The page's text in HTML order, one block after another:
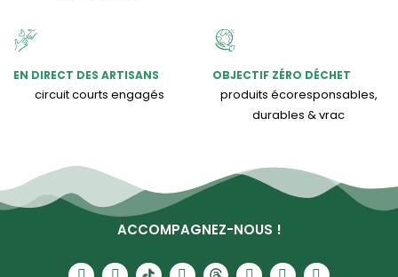
EN DIRECT DES ARTISANS
circuit courts engagés
OBJECTIF ZÉRO DÉCHET
produits écoresponsables,
durables & vrac
ACCOMPAGNEZ-NOUS !